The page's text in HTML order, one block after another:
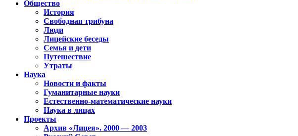
Общество
История
Свободная трибуна
Люди
Лицейские беседы
Семья и дети
Путешествие
Утраты
Наука
Новости и факты
Гуманитарные науки
Естественно-математические науки
Наука в лицах
Проекты
Архив «Лицея». 2000 — 2003